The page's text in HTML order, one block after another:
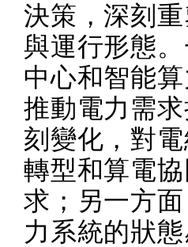
決策，深刻
與運行形態
中心和智能
推動電力需
刻變化，對
轉型和算電
求；另一方
力系統的狀